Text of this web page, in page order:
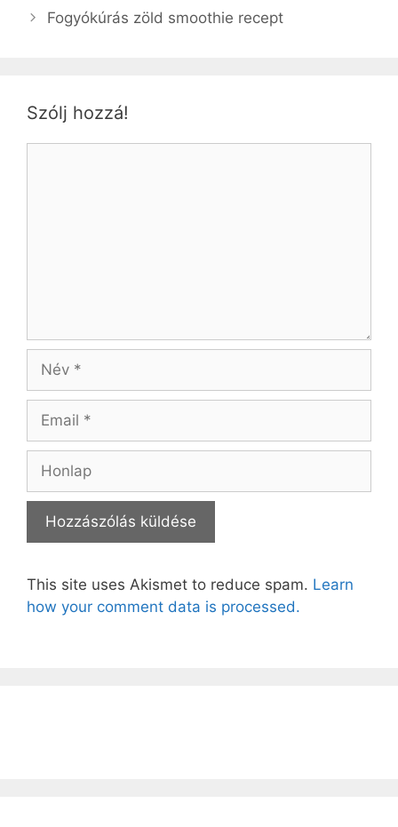
Fogyókúrás zöld smoothie recept
Szólj hozzá!
This site uses Akismet to reduce spam. Learn
how your comment data is processed.